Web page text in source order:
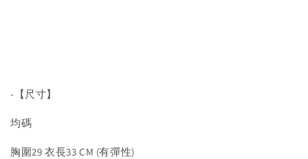
-【尺寸】
均碼
胸圍29 衣長33 CM (有彈性)